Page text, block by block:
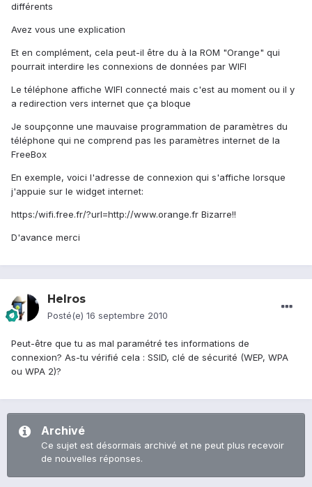
différents
Avez vous une explication
Et en complément, cela peut-il être du à la ROM "Orange" qui
pourrait interdire les connexions de données par WIFI
Le téléphone affiche WIFI connecté mais c'est au moment ou il y
a redirection vers internet que ça bloque
Je soupçonne une mauvaise programmation de paramètres du
téléphone qui ne comprend pas les paramètres internet de la
FreeBox
En exemple, voici l'adresse de connexion qui s'affiche lorsque
j'appuie sur le widget internet:
https:/wifi.free.fr/?url=http://www.orange.fr Bizarre!!
D'avance merci
Helros
Posté(e) 16 septembre 2010
Peut-être que tu as mal paramétré tes informations de
connexion? As-tu vérifié cela : SSID, clé de sécurité (WEP, WPA
ou WPA 2)?
Archivé
Ce sujet est désormais archivé et ne peut plus recevoir
de nouvelles réponses.